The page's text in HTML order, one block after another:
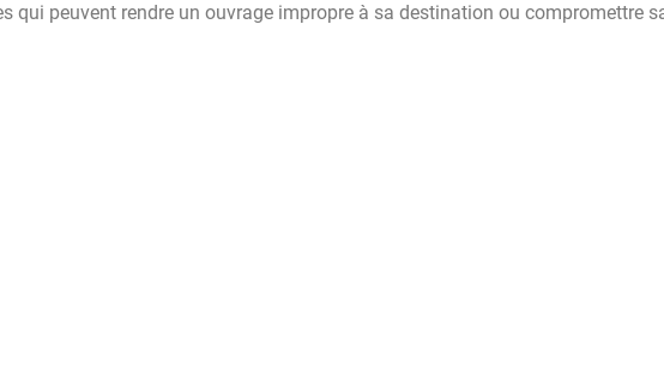
qui peuvent rendre un ouvrage impropre à sa destination ou compromettre